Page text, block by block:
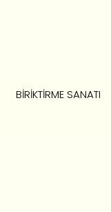
BIRIKTIRME SANATI